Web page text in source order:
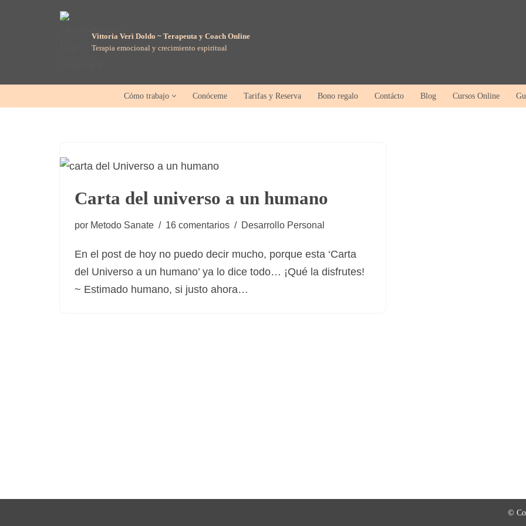
Vittoria Verì Doldo ~ Terapeuta y Coach Online
Terapia emocional y crecimiento espiritual
Cómo trabajo Conóceme Tarifas y Reserva Bono regalo Contácto Blog Cursos Online
Carta del universo a un humano
por Metodo Sanate 16 comentarios Desarrollo Personal
En el post de hoy no puedo decir mucho, porque esta ‘Carta
del Universo a un humano’ ya lo dice todo… ¡Qué la disfrutes!
~ Estimado humano, si justo ahora…
©